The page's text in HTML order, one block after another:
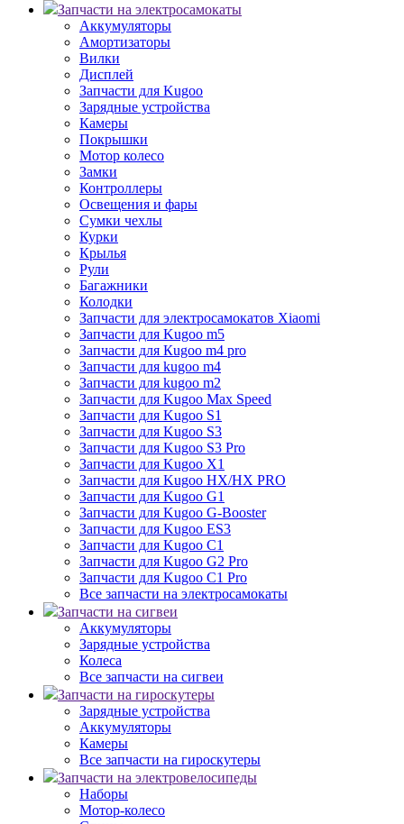
Запчасти на электросамокаты
Аккумуляторы
Амортизаторы
Вилки
Дисплей
Запчасти для Kugoo
Зарядные устройства
Камеры
Покрышки
Мотор колесо
Замки
Контроллеры
Освещения и фары
Сумки чехлы
Курки
Крылья
Рули
Багажники
Колодки
Запчасти для электросамокатов Xiaomi
Запчасти для Kugoo m5
Запчасти для Кugoo m4 pro
Запчасти для kugoo m4
Запчасти для kugoo m2
Запчасти для Kugoo Max Speed
Запчасти для Kugoo S1
Запчасти для Kugoo S3
Запчасти для Kugoo S3 Pro
Запчасти для Kugoo X1
Запчасти для Kugoo HX/HX PRO
Запчасти для Kugoo G1
Запчасти для Kugoo G-Booster
Запчасти для Kugoo ES3
Запчасти для Kugoo C1
Запчасти для Kugoo G2 Pro
Запчасти для Kugoo C1 Pro
Все запчасти на электросамокаты
Запчасти на сигвеи
Аккумуляторы
Зарядные устройства
Колеса
Все запчасти на сигвеи
Запчасти на гироскутеры
Зарядные устройства
Аккумуляторы
Камеры
Все запчасти на гироскутеры
Запчасти на электровелосипеды
Наборы
Мотор-колесо